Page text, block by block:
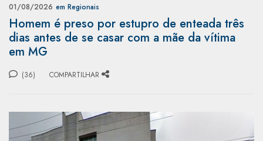
01/08/2026 em Regionais
Homem é preso por estupro de enteada três
dias antes de se casar com a mãe da vítima
em MG
(36) COMPARTILHAR